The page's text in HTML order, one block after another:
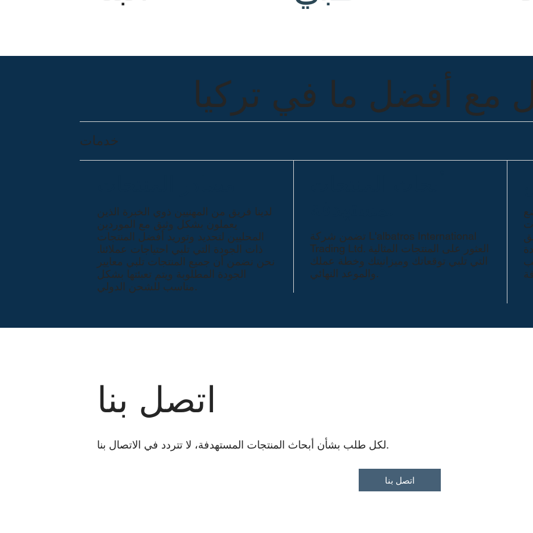
اتصل بنا
لكل طلب بشأن أبحاث المنتجات المستهدفة، لا تتردد في الاتصال بنا.
اتصل بنا
مع أفضل ما في تركيا
خدمات
تضمن شركة L'albatros International
Trading Ltd. العثور على المنتجات المثالية
التي تلبي توقعاتك وميزانيتك وخطة عملك
والموعد النهائي.
لدينا فريق من المهنيين ذوي الخبرة الذين
يعملون بشكل وثيق مع الموردين
المحليين لتحديد وتوريد أفضل المنتجات
ذات الجودة التي تلبي احتياجات عملائنا.
نحن نضمن أن جميع المنتجات تلبي معايير
الجودة المطلوبة ويتم تعبئتها بشكل
مناسب للشحن الدولي.